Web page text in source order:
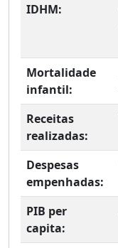
IDHM:
Mortalidade
infantil:
Receitas
realizadas:
Despesas
empenhadas:
PIB per
capita: